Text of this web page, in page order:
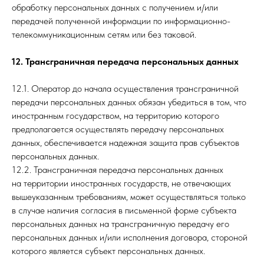
обработку персональных данных с получением и/или
передачей полученной информации по информационно-
телекоммуникационным сетям или без таковой.
12. Трансграничная передача персональных данных
12.1. Оператор до начала осуществления трансграничной
передачи персональных данных обязан убедиться в том, что
иностранным государством, на территорию которого
предполагается осуществлять передачу персональных
данных, обеспечивается надежная защита прав субъектов
персональных данных.
12.2. Трансграничная передача персональных данных
на территории иностранных государств, не отвечающих
вышеуказанным требованиям, может осуществляться только
в случае наличия согласия в письменной форме субъекта
персональных данных на трансграничную передачу его
персональных данных и/или исполнения договора, стороной
которого является субъект персональных данных.